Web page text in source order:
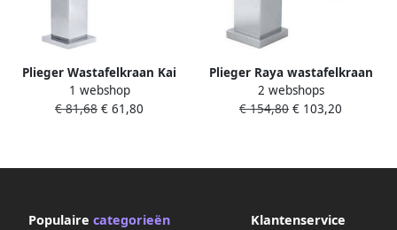
Plieger Wastafelkraan Kai
Opbouw Eenhendel Chroom
1 webshop
€ 81,68 € 61,80
Plieger Raya wastafelkraan
vierkant met waste 4333970
2 webshops
€ 154,80 € 103,20
Populaire categorieën Klantenservice